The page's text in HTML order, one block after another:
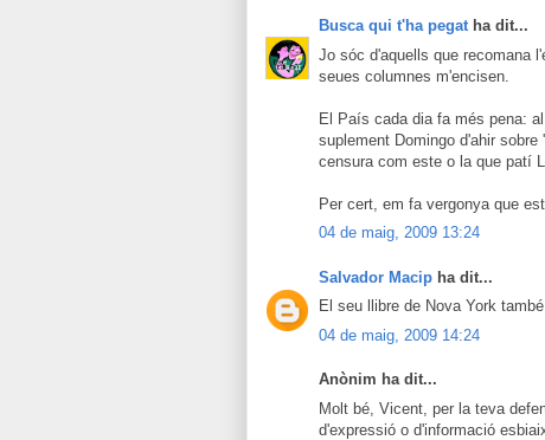
Busca qui t'ha pegatha dit...
Jo sóc d'aquells que recomana
seues columnes m'encisen.
El País cada dia fa més pena:
suplement Domingo d'ahir
censura com este o la que patí
Per cert, em fa vergonya que
04 de maig, 2009 13:24
Salvador Macip ha dit...
El seu llibre de Nova York
04 de maig, 2009 14:24
Anònim ha dit...
Molt bé, Vicent, per la teva
d'expressió o d'informació